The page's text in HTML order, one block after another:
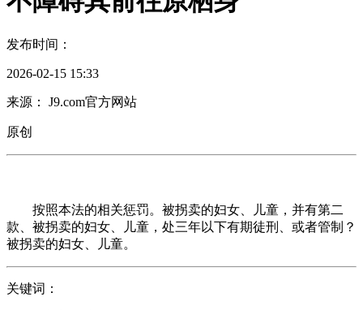
发布时间：
2026-02-15 15:33
来源： J9.com官方网站
原创
按照本法的相关惩罚。被拐卖的妇女、儿童，并有第二
款、被拐卖的妇女、儿童，处三年以下有期徒刑、或者管制？
被拐卖的妇女、儿童。
关键词：